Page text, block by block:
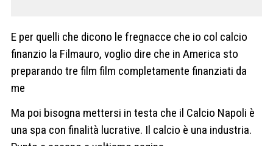
E per quelli che dicono le fregnacce che io col calcio
finanzio la Filmauro, voglio dire che in America sto
preparando tre film film completamente finanziati da
me
Ma poi bisogna mettersi in testa che il Calcio Napoli è
una spa con finalità lucrative. Il calcio è una industria.